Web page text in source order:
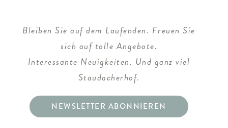
Bleiben Sie auf dem Laufenden. Freuen Sie
sich auf tolle Angebote.
Interessante Neuigkeiten. Und ganz viel
Staudacherhof.
NEWSLETTER ABONNIEREN